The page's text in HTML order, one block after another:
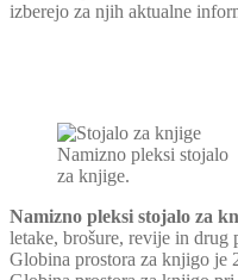
izberejo za njih aktualne
Namizno pleksi stojalo
za knjige.
Namizno pleksi stojalo za
letake, brošure, revije in drug
Globina prostora za knjigo